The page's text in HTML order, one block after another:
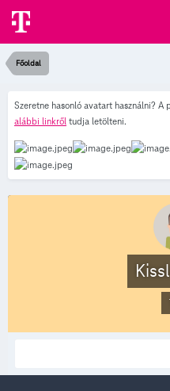
Főoldal
Szeretne hasonló avatart használni?
alábbi linkről tudja letölteni.